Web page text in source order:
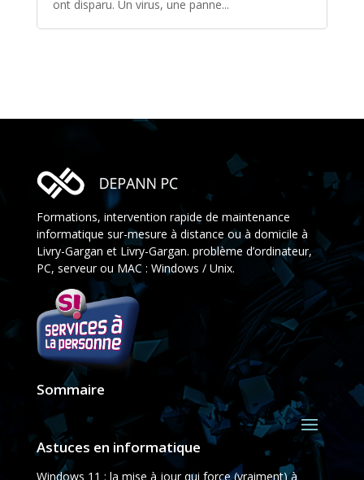
ont disparu. Un virus, une panne...
Formations, intervention rapide de maintenance
informatique sur-mesure à distance ou à domicile à
Livry-Gargan et Livry-Gargan. problème d’ordinateur,
PC, serveur ou MAC : Windows / Unix.
Sommaire
Astuces en informatique
Windows 11 : la mise à jour qui force (vraiment) à